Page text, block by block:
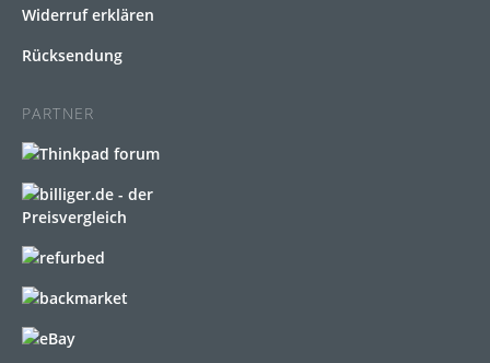
Widerruf erklären
Rücksendung
PARTNER